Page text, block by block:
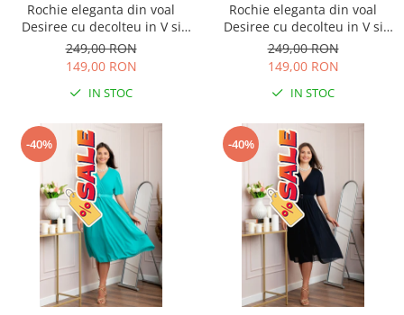
Rochie eleganta din voal
Desiree cu decolteu in V si
curea - Verde smarald
249,00 RON
149,00 RON
IN STOC
Rochie eleganta din voal
Desiree cu decolteu in V si
curea - Albastru regal
249,00 RON
149,00 RON
IN STOC
-40% -40%